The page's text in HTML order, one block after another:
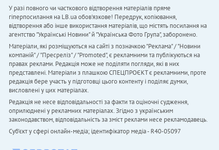
У разі повного чи часткового відтворення матеріалів пряме
гіперпосилання на LB.ua обов'язкове! Передрук, копіювання,
відтворення або інше використання матеріалів, що містять посилання на
агентство "Українськi Новини" й "Українська Фото Група", заборонено.
Матеріали, які розміщуються на сайті з позначкою "Реклама" / "Новини
компаній" / "Пресреліз" / "Promoted", є рекламними та публікуються на
правах реклами. Редакція може не поділяти погляди, які в них
представлені. Матеріали з плашкою СПЕЦПРОЄКТ є рекламними, проте
редакція бере участь у підготовці цього контенту і поділяє думки,
висловлені у цих матеріалах.
Редакція не несе відповідальності за факти та оціночні судження,
оприлюднені у рекламних матеріалах. Згідно з українським
законодавством, відповідальність за зміст реклами несе рекламодавець.
Cуб'єкт у сфері онлайн-медіа; ідентифікатор медіа - R40-05097